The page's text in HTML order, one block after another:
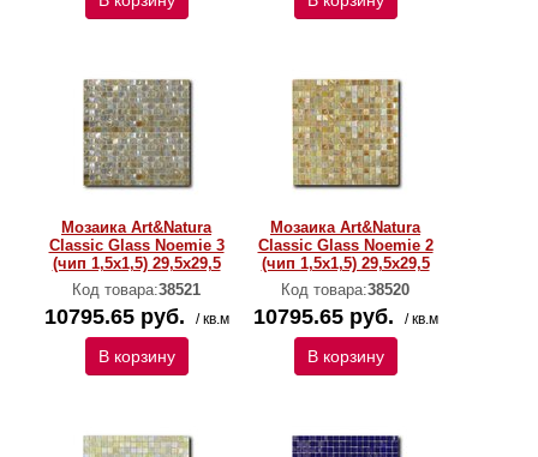
Мозаика Art&Natura
Classic Glass Noemie 3
(чип 1,5х1,5) 29,5x29,5
Код товара:38521
10795.65 руб. / кв.м
В корзину
Мозаика Art&Natura
Classic Glass Noemie 2
(чип 1,5х1,5) 29,5x29,5
Код товара:38520
10795.65 руб. / кв.м
В корзину